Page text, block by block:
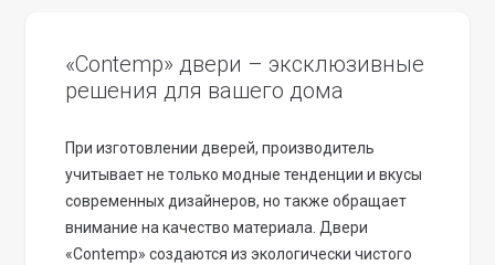
«Contemp» двери – эксклюзивные
решения для вашего дома
При изготовлении дверей, производитель
учитывает не только модные тенденции и вкусы
современных дизайнеров, но также обращает
внимание на качество материала. Двери
«Contemp» создаются из экологически чистого